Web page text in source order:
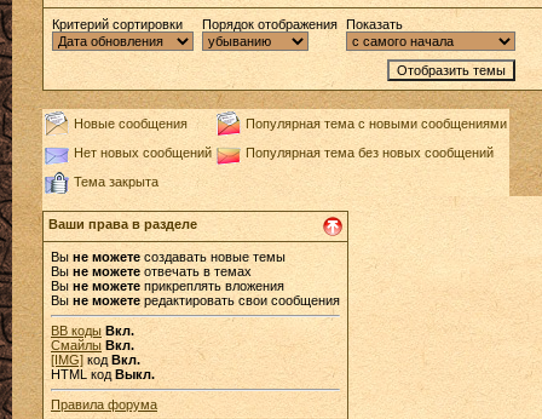
Критерий сортировки
Порядок отображения Показать
Новые сообщения
Популярная тема с новыми сообщениями
Нет новых сообщений
Популярная тема без новых сообщений
Тема закрыта
Ваши права в разделе
Вы не можете создавать новые темы
Выне можете отвечать в темах
Выне можете прикреплять вложения
Вы не можетередактировать свои сообщения
BB коды Вкл.
Смайлы Вкл.
[IMG] код Вкл.
HTML код Выкл.
Правила форума